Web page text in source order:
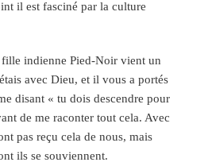
il est fasciné par la culture
indienne Pied-Noir vient un
avec Dieu, et il vous a portés
disant « tu dois descendre pour
de me raconter tout cela. Avec
pas reçu cela de nous, mais
ils se souviennent.